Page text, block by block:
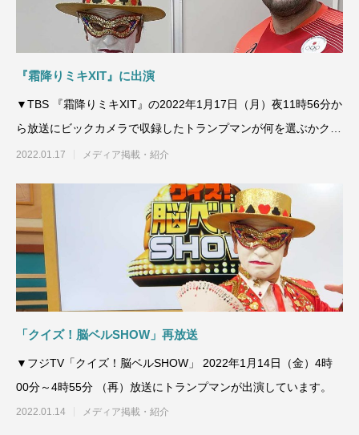
『霜降りミキXIT』に出演
▼TBS 『霜降りミキXIT』の2022年1月17日（月）夜11時56分か
ら放送にビックカメラで収録したトランプマンが何を選ぶかクイ
ズに出演
2022.01.17 メディア掲載・紹介
「クイズ！脳ベルSHOW」再放送
▼フジTV「クイズ！脳ベルSHOW」 2022年1月14日（金）4時
00分～4時55分 （再）放送にトランプマンが出演しています。
2022.01.14 メディア掲載・紹介